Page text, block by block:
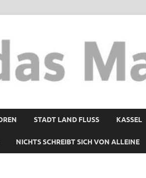
STADT LAND FLUSS KASSEL
NICHTS SCHREIBT SICH VON ALLEINE